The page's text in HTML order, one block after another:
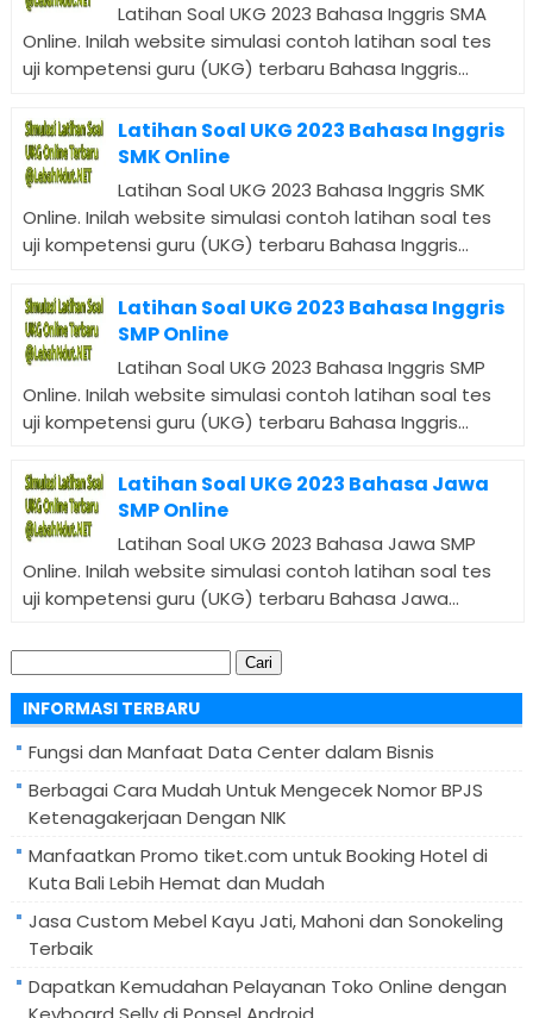
Latihan Soal UKG 2023 Bahasa Inggris SMA
Online. Inilah website simulasi contoh latihan soal tes
uji kompetensi guru (UKG) terbaru Bahasa Inggris...
Latihan Soal UKG 2023 Bahasa Inggris
SMK Online
Latihan Soal UKG 2023 Bahasa Inggris SMK
Online. Inilah website simulasi contoh latihan soal tes
uji kompetensi guru (UKG) terbaru Bahasa Inggris...
Latihan Soal UKG 2023 Bahasa Inggris
SMP Online
Latihan Soal UKG 2023 Bahasa Inggris SMP
Online. Inilah website simulasi contoh latihan soal tes
uji kompetensi guru (UKG) terbaru Bahasa Inggris...
Latihan Soal UKG 2023 Bahasa Jawa
SMP Online
Latihan Soal UKG 2023 Bahasa Jawa SMP
Online. Inilah website simulasi contoh latihan soal tes
uji kompetensi guru (UKG) terbaru Bahasa Jawa...
untuk:
INFORMASI TERBARU
Fungsi dan Manfaat Data Center dalam Bisnis
Berbagai Cara Mudah Untuk Mengecek Nomor BPJS
Ketenagakerjaan Dengan NIK
Manfaatkan Promo tiket.com untuk Booking Hotel di
Kuta Bali Lebih Hemat dan Mudah
Jasa Custom Mebel Kayu Jati, Mahoni dan Sonokeling
Terbaik
Dapatkan Kemudahan Pelayanan Toko Online dengan